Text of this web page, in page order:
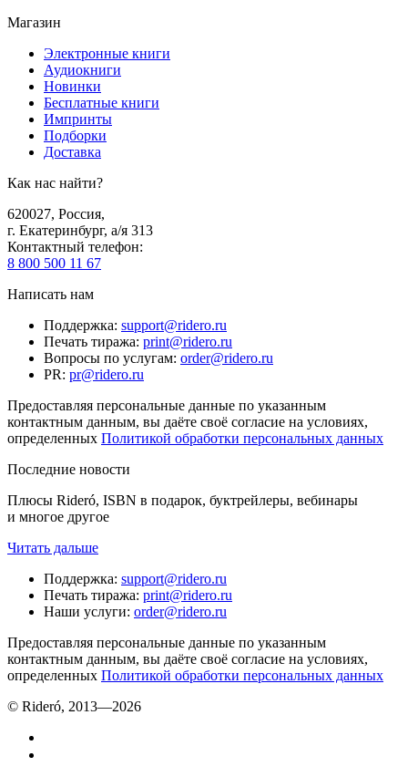
Магазин
Электронные книги
Аудиокниги
Новинки
Бесплатные книги
Импринты
Подборки
Доставка
Как нас найти?
620027, Россия,
г. Екатеринбург, а/я 313
Контактный телефон:
8 800 500 11 67
Написать нам
Поддержка: support@ridero.ru
Печать тиража: print@ridero.ru
Вопросы по услугам: order@ridero.ru
PR: pr@ridero.ru
Предоставляя персональные данные по указанным
контактным данным, вы даёте своё согласие на условиях,
определенных Политикой обработки персональных данных
Последние новости
Плюсы Rideró, ISBN в подарок, буктрейлеры, вебинары
и многое другое
Читать дальше
Поддержка: support@ridero.ru
Печать тиража: print@ridero.ru
Наши услуги: order@ridero.ru
Предоставляя персональные данные по указанным
контактным данным, вы даёте своё согласие на условиях,
определенных Политикой обработки персональных данных
© Rideró, 2013—2026